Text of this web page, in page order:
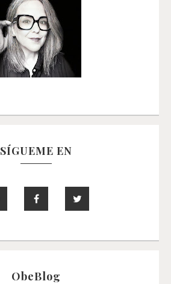
SÍGUEME EN
ObeBlog